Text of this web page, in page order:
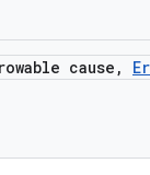
cause ,